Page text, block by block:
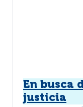
En busca
justicia